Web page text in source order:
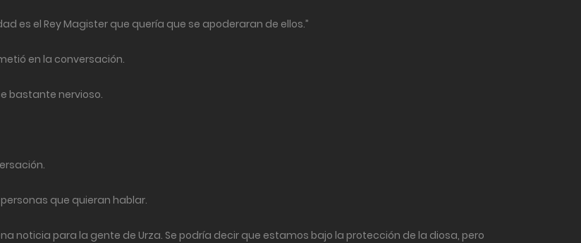
es el Rey Magister que quería que se apoderaran de ellos.”
en la conversación.
bastante nervioso.
que quieran hablar.
noticia para la gente de Urza. Se podría decir que estamos bajo la protección de la diosa, pero